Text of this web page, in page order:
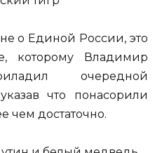
не о Единой России, это
которому Владимир
очередной
что понасорили
чем достаточно.